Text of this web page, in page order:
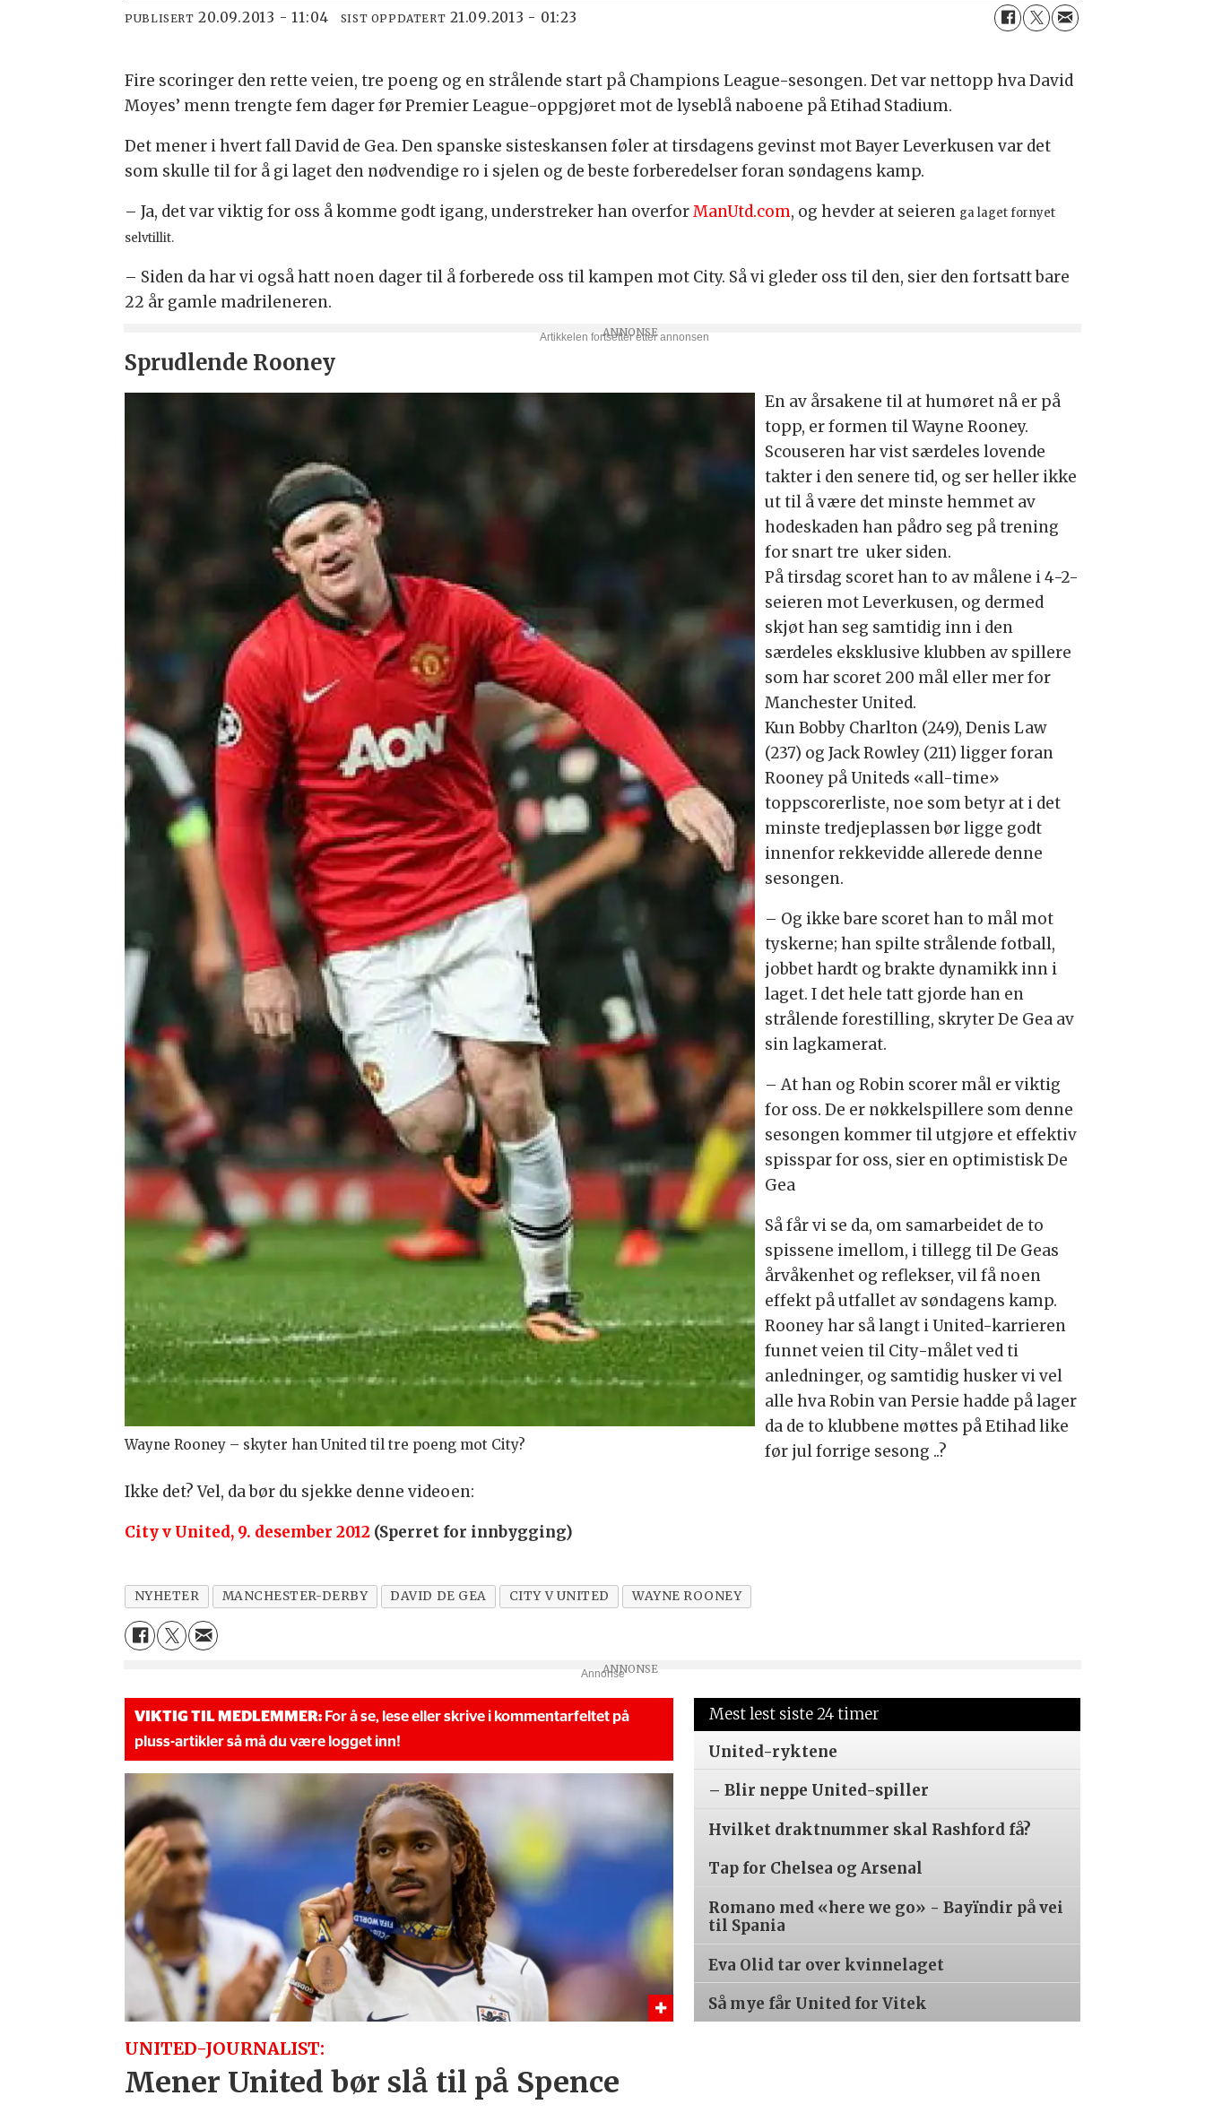
PUBLISERT 20.09.2013 - 11:04 SIST OPPDATERT 21.09.2013 - 01:23
Fire scoringer den rette veien, tre poeng og en strålende start på Champions League-sesongen. Det var nettopp hva David
Moyes’ menn trengte fem dager før Premier League-oppgjøret mot de lyseblå naboene på Etihad Stadium.
Det mener i hvert fall David de Gea. Den spanske sisteskansen føler at tirsdagens gevinst mot Bayer Leverkusen var det
som skulle til for å gi laget den nødvendige ro i sjelen og de beste forberedelser foran søndagens kamp.
– Ja, det var viktig for oss å komme godt igang, understreker han overforManUtd.com, og hevder at seieren ga laget fornyet
selvtillit.
– Siden da har vi også hatt noen dager til å forberede oss til kampen mot City. Så vi gleder oss til den, sier den fortsatt bare
22 år gamle madrileneren.
Sprudlende Rooney
Wayne Rooney – skyter han United til tre poeng mot City?
En av årsakene til at humøret nå er på
topp, er formen til Wayne Rooney.
Scouseren har vist særdeles lovende
takter i den senere tid, og ser heller ikke
ut til å være det minste hemmet av
hodeskaden han pådro seg på trening
for snart tre uker siden.
På tirsdag scoret han to av målene i 4-2-
seieren mot Leverkusen, og dermed
skjøt han seg samtidig inn i den
særdeles eksklusive klubben av spillere
som har scoret 200 mål eller mer for
Manchester United.
Kun Bobby Charlton (249), Denis Law
(237) og Jack Rowley (211) ligger foran
Rooney på Uniteds «all-time»
toppscorerliste, noe som betyr at i det
minste tredjeplassen bør ligge godt
innenfor rekkevidde allerede denne
sesongen.
– Og ikke bare scoret han to mål mot
tyskerne; han spilte strålende fotball,
jobbet hardt og brakte dynamikk inn i
laget. I det hele tatt gjorde han en
strålende forestilling, skryter De Gea av
sin lagkamerat.
– At han og Robin scorer mål er viktig
for oss. De er nøkkelspillere som denne
sesongen kommer til utgjøre et effektiv
spisspar for oss, sier en optimistisk De
Gea
Så får vi se da, om samarbeidet de to
spissene imellom, i tillegg til De Geas
årvåkenhet og reflekser, vil få noen
effekt på utfallet av søndagens kamp.
Rooney har så langt i United-karrieren
funnet veien til City-målet ved ti
anledninger, og samtidig husker vi vel
alle hva Robin van Persie hadde på lager
da de to klubbene møttes på Etihad like
før jul forrige sesong ..?
Ikke det? Vel, da bør du sjekke denne videoen:
City v United, 9. desember 2012 (Sperret for innbygging)
NYHETER MANCHESTER-DERBY DAVID DE GEA CITY V UNITED WAYNE ROONEY
Annonse
VIKTIG TIL MEDLEMMER: For å se, lese eller skrive i kommentarfeltet på
pluss-artikler så må du være logget inn!
UNITED-JOURNALIST:
Mener United bør slå til på Spence
Mest lest siste 24 timer
United-ryktene
– Blir neppe United-spiller
Hvilket draktnummer skal Rashford få?
Tap for Chelsea og Arsenal
Romano med «here we go» - Bayïndir på vei
til Spania
Eva Olid tar over kvinnelaget
Så mye får United for Vitek